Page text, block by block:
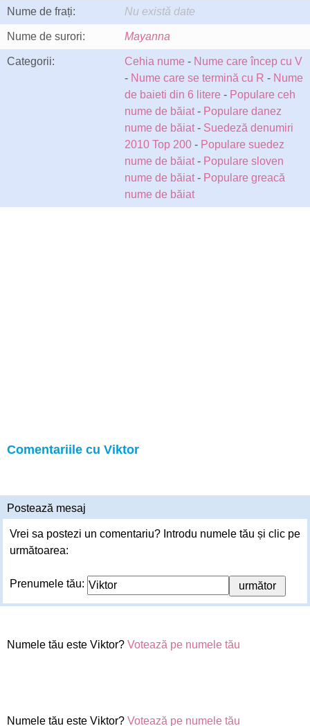
Nume de frați: Nu există date
Nume de surori: Mayanna
Categorii: Cehia nume - Nume care încep cu V
- Nume care se termină cu R - Nume
de baieti din 6 litere - Populare ceh
nume de băiat- Populare danez
nume de băiat- Suedeză denumiri
2010 Top 200 - Populare suedez
nume de băiat- Populare sloven
nume de băiat- Populare greacă
nume de băiat
Comentariile cu Viktor
Postează mesaj
Vrei sa postezi un comentariu? Introdu numele tău și clic pe
următoarea:
Prenumele tău:
Numele tău este Viktor? Votează pe numele tău
Numele tău este Viktor? Votează pe numele tău